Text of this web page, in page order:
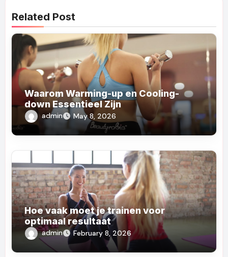
Related Post
Waarom Warming-up en Cooling-
down Essentieel Zijn
admin May 8, 2026
Hoe vaak moet je trainen voor
optimaal resultaat
admin February 8, 2026